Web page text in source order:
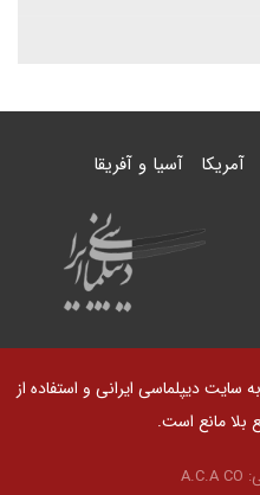
آمریکا آسیا و آفریقا
دیپلماسی ایرانی و استفاده از
بلا مانع است.
A.C.A CO